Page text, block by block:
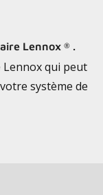
Lennox ® .
qui peut
système de